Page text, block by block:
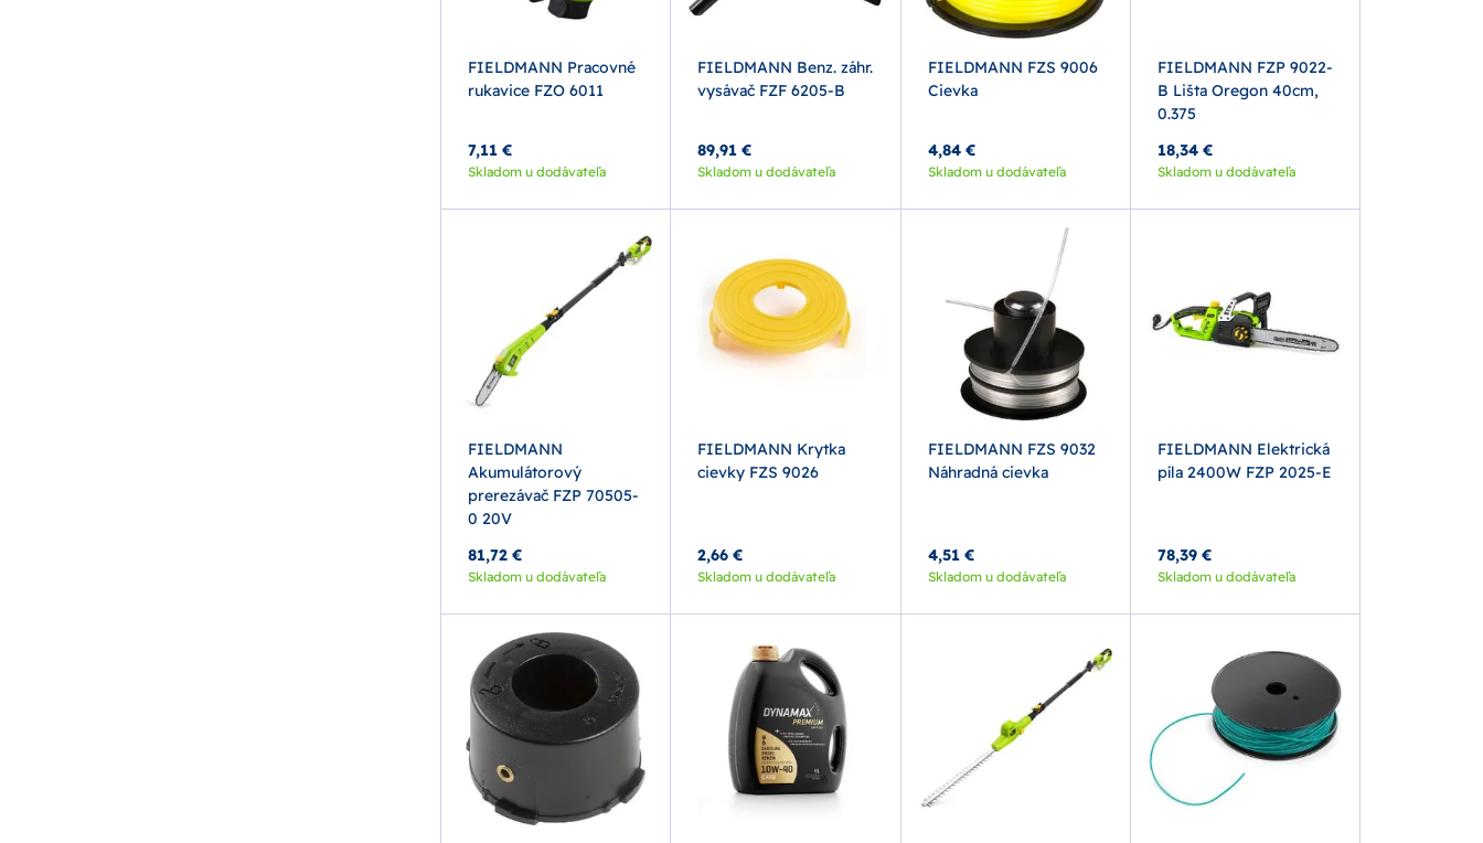
FIELDMANN Pracovné
rukavice FZO 6011
7,11 €
Skladom u dodávateľa
FIELDMANN Benz. záhr.
vysávač FZF 6205-B
89,91 €
Skladom u dodávateľa
FIELDMANN FZS 9006
Cievka
4,84 €
Skladom u dodávateľa
FIELDMANN FZP 9022-
B Lišta Oregon 40cm,
0.375
18,34 €
Skladom u dodávateľa
FIELDMANN
Akumulátorový
prerezávač FZP 70505-
0 20V
81,72 €
Skladom u dodávateľa
FIELDMANN Krytka
cievky FZS 9026
2,66 €
Skladom u dodávateľa
FIELDMANN FZS 9032
Náhradná cievka
4,51 €
Skladom u dodávateľa
FIELDMANN Elektrická
píla 2400W FZP 2025-E
78,39 €
Skladom u dodávateľa